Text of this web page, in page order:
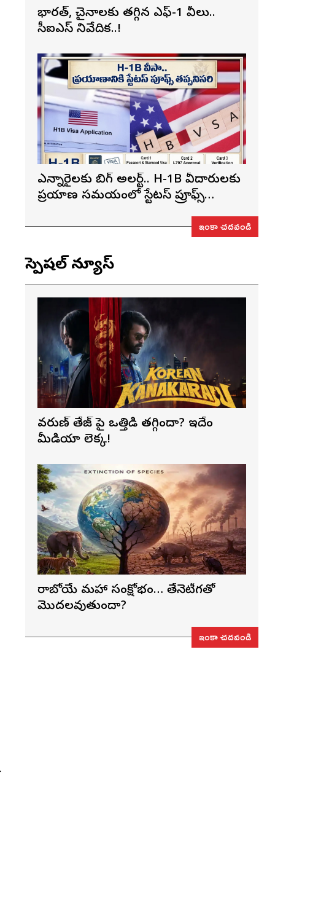
భారత్, చైనాలకు తగ్గిన ఎఫ్-1 వీసాలు..
సీఐఎస్ నివేదిక..!
ఎన్నారైలకు బిగ్ అలర్ట్.. H-1B వీసాదారులకు
ప్రయాణ సమయంలో స్టేటస్ ప్రూఫ్స్
ఇంకా చదవండి
స్పెషల్ న్యూస్
వరుణ్ తేజ్‌ పై ఒత్తిడి తగ్గిందా? ఇదేం
మీడియా లెక్క!
రాబోయే మహా సంక్షోభం… తేనెటీగతో
మొదలవుతుందా?
ఇంకా చదవండి